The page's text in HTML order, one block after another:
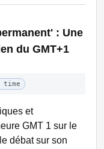
: Une
du GMT+1
time
et
GMT 1 sur le
débat sur son